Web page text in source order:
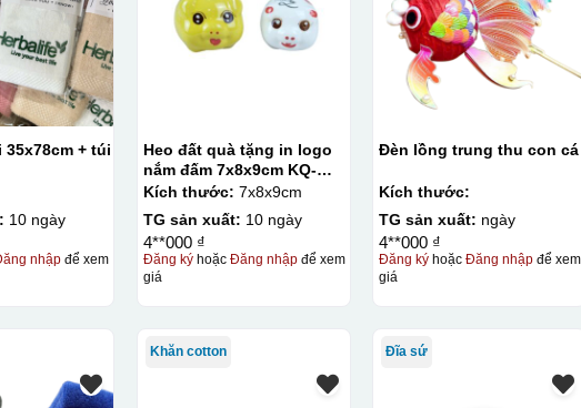
35x78cm + túi
10 ngày
nhập để xem
Heo đất quà tặng in logo
nắm đấm 7x8x9cm KQ-
HĐ02
Kích thước: 7x8x9cm
TG sản xuất: 10 ngày
4**000 ₫
Đăng kýhoặc Đăng nhậpđể xem
giá
Đèn lồng trung thu con cá
Kích thước:
TG sản xuất: ngày
4**000 ₫
Đăng ký hoặcĐăng nhập để xem
giá
Khăn cotton Đĩa sứ